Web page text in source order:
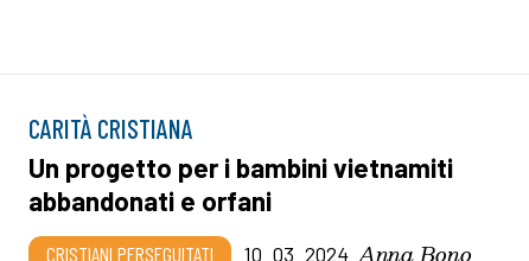
CARITÀ CRISTIANA
Un progetto per i bambini vietnamiti
abbandonati e orfani
CRISTIANI PERSEGUITATI 10_03_2024 Anna Bono